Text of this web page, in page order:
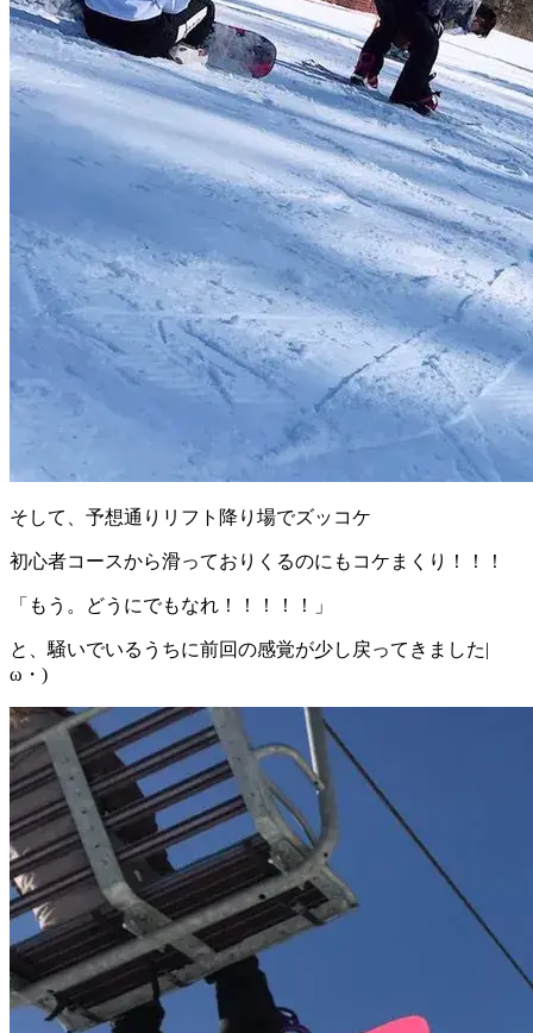
そして、予想通りリフト降り場でズッコケ
初心者コースから滑っておりくるのにもコケまくり！！！
「もう。どうにでもなれ！！！！！」
と、騒いでいるうちに前回の感覚が少し戻ってきました|
ω・)